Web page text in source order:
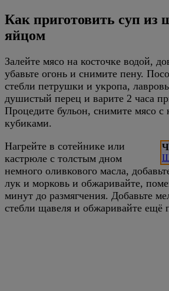
Как приготовить суп из
яйцом
Залейте мясо на косточке водой,
убавьте огонь и снимите пену.
стебли петрушки и укропа,
душистый перец и варите 2 часа
Процедите бульон, снимите мясо с
кубиками.
Нагрейте в сотейнике или
кастрюле с толстым дном
немного оливкового масла,
лук и морковь и обжаривайте,
минут до размягчения. Добавьте
стебли щавеля и обжаривайте ещё